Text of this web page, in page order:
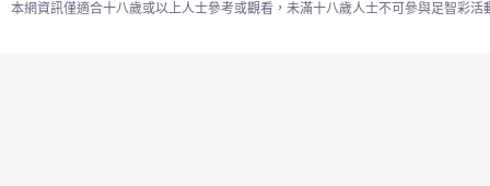
本網資訊僅適合十八歲或以上人士參考或觀看，未滿十八歲人士不可參與足智彩